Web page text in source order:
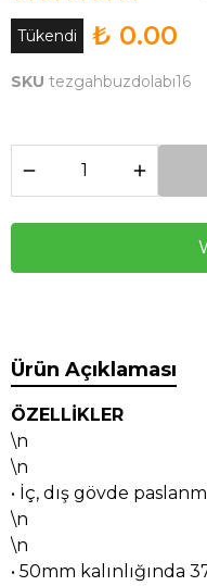
Tükendi ₺ 0.00
SKU tezgahbuzdolabı16
Ürün Açıklaması
ÖZELLİKLER
\n
\n
• İç, dış gövde
\n
\n
• 50mm kalınlığında